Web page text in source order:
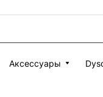
Аксессуары